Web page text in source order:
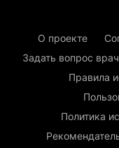
О проекте
Задать вопрос
Правила
Политика